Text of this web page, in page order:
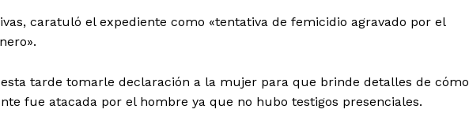
caratuló el expediente como «tentativa de femicidio agravado por el
tarde tomarle declaración a la mujer para que brinde detalles de cómo
fue atacada por el hombre ya que no hubo testigos presenciales.